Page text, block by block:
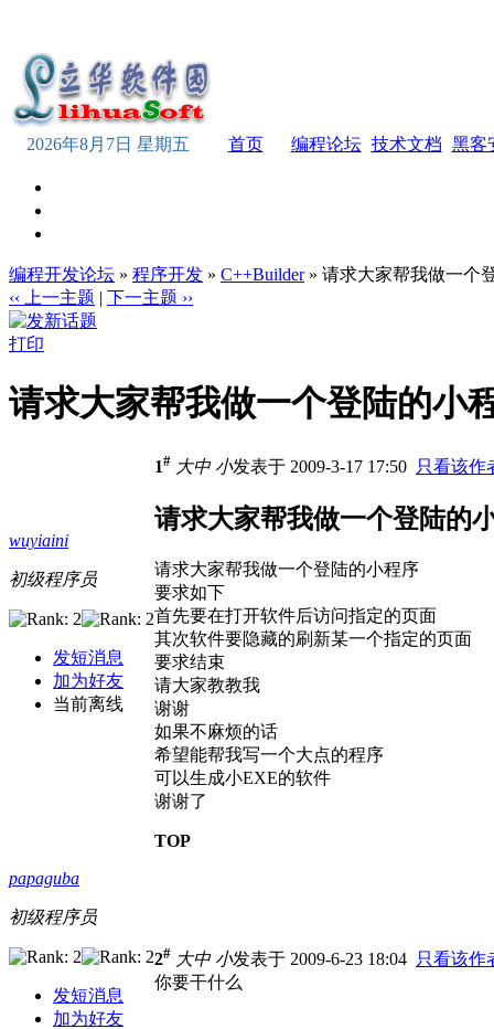
2026年8月7日 星期五 首页 编程论坛 技术文档 黑客
编程开发论坛 » 程序开发 » C++Builder» 请求大家帮我做一个
‹‹ 上一主题 | 下一主题 ››
打印
请求大家帮我做一个登陆的小
wuyiaini
初级程序员
发短消息
加为好友
当前离线
1# 大中 小发表于 2009-3-17 17:50 只看该作
请求大家帮我做一个登陆的
请求大家帮我做一个登陆的小程序
要求如下
首先要在打开软件后访问指定的页面
其次软件要隐藏的刷新某一个指定的页面
要求结束
请大家教教我
谢谢
如果不麻烦的话
希望能帮我写一个大点的程序
可以生成小EXE的软件
谢谢了
TOP
papaguba
初级程序员
发短消息
加为好友
2# 大中 小发表于 2009-6-23 18:04 只看该作
你要干什么